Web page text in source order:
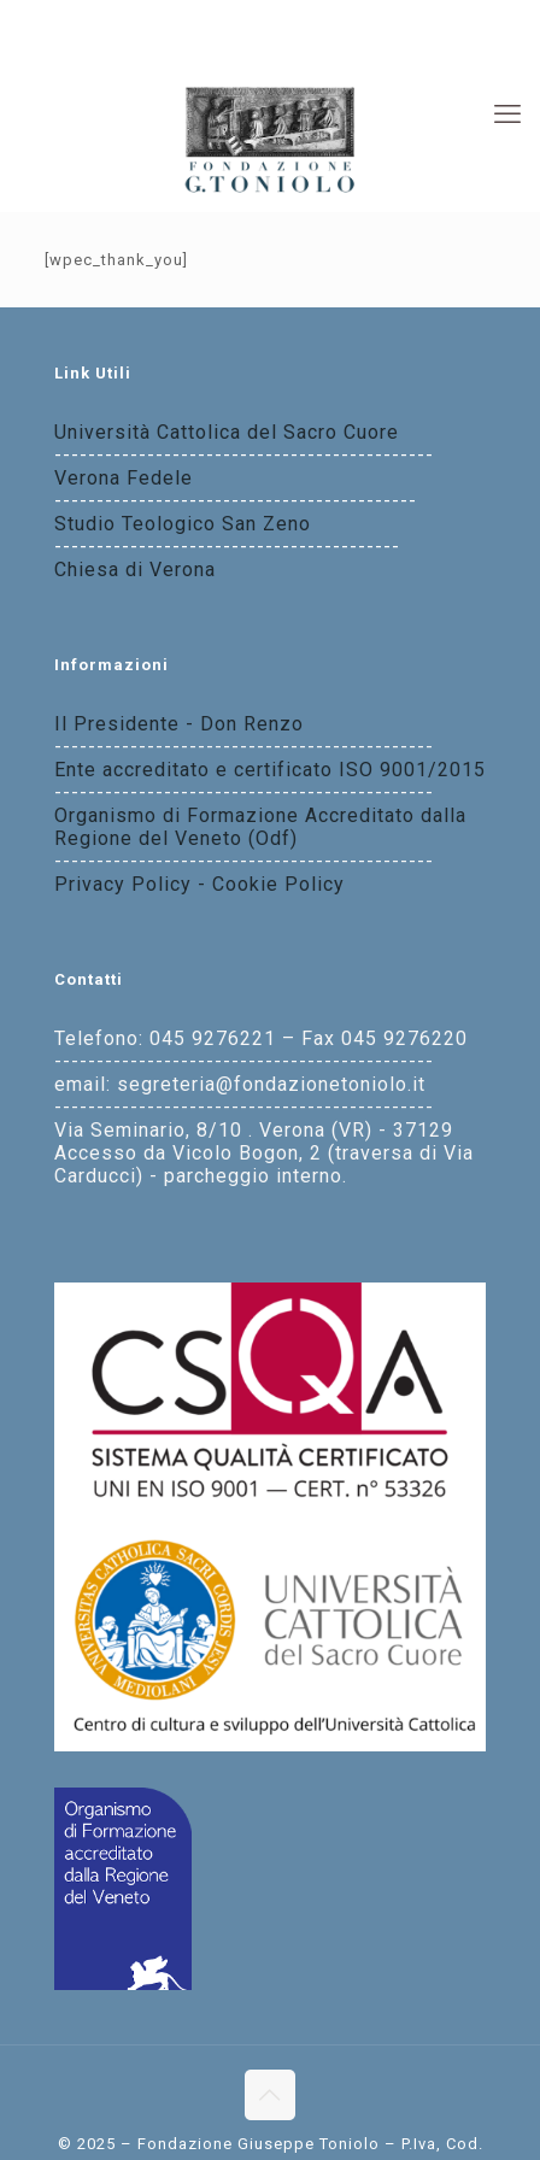
[wpec_thank_you]
Link Utili
Università Cattolica del Sacro Cuore
---------------------------------------------
Verona Fedele
-------------------------------------------
Studio Teologico San Zeno
-----------------------------------------
Chiesa di Verona
Informazioni
Il Presidente - Don Renzo
---------------------------------------------
Ente accreditato e certificato ISO 9001/2015
---------------------------------------------
Organismo di Formazione Accreditato dalla
Regione del Veneto (Odf)
---------------------------------------------
Privacy Policy - Cookie Policy
Contatti
Telefono: 045 9276221 – Fax 045 9276220
---------------------------------------------
email: segreteria@fondazionetoniolo.it
---------------------------------------------
Via Seminario, 8/10 . Verona (VR) - 37129
Accesso da Vicolo Bogon, 2 (traversa di Via
Carducci) - parcheggio interno.
© 2025 – Fondazione Giuseppe Toniolo – P.Iva, Cod.